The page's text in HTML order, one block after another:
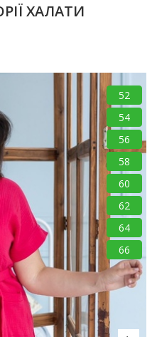
ХАЛАТИ
52
54
56
58
60
62
64
66